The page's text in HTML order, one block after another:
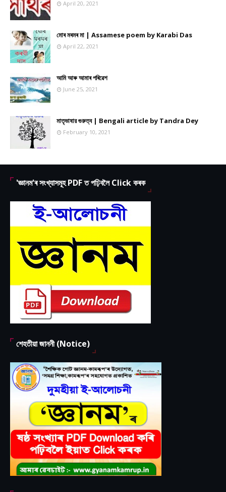
April 20, 2021
মোৰ মৰমৰ মা | Assamese poem by Karabi Das
April 22, 2021
আমি আৰু আমাৰ পৰিৱেশ
June 25, 2021
মাতৃভাষার গুরুত্ব | Bengali article by Tandra Dey
February 10, 2021
'জ্ঞানম'ৰ সংখ্যাসমূহ PDF ত পঢ়িবলৈ Click কৰক
শেহতীয়া জাননী (Notice)